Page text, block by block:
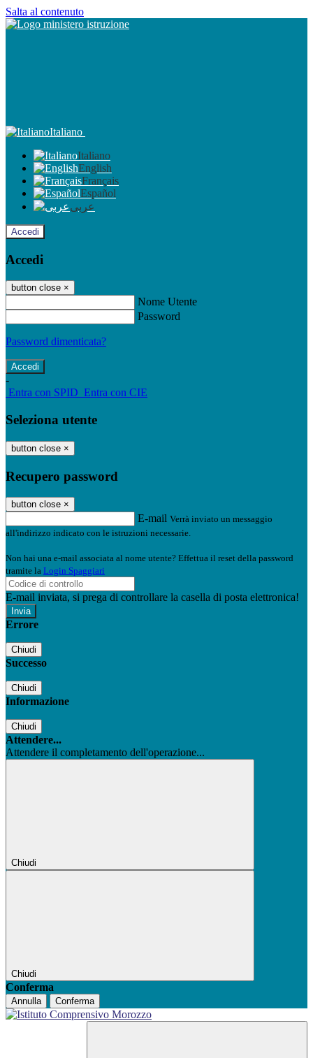
Salta al contenuto
Italiano
Italiano
English
Français
Español
عربى
Accedi
Accedi
button close ×
Nome Utente
Password
Password dimenticata?
-
Entra con SPID Entra con CIE
Seleziona utente
button close ×
Recupero password
button close ×
E-mail Verrà inviato un messaggio
all'indirizzo indicato con le istruzioni necessarie.
Non hai una e-mail associata al nome utente? Effettua il reset della password
tramite la Login Spaggiari
E-mail inviata, si prega di controllare la casella di posta elettronica!
Errore
Chiudi
Successo
Chiudi
Informazione
Chiudi
Attendere...
Attendere il completamento dell'operazione...
Chiudi
Chiudi
Conferma
Annulla Conferma